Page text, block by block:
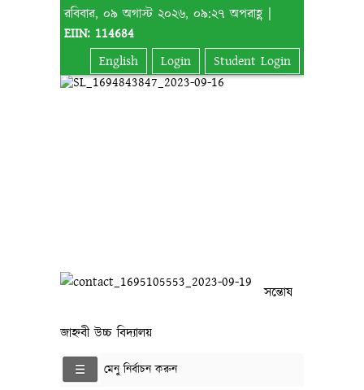
রবিবার, ০৯ অগাস্ট ২০২৬, ০৯:২৭ অপরাহ্ণ |
EIIN: 114684
English
Login Student Login
সন্তোষ
জাহ্নবী উচ্চ বিদ্যালয়
মেনু নির্বাচন করুন